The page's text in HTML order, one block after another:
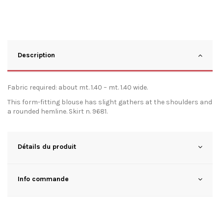
Description
Fabric required: about mt. 1.40 – mt. 1.40 wide.
This form-fitting blouse has slight gathers at the shoulders and
a rounded hemline. Skirt n. 9681.
Détails du produit
Info commande